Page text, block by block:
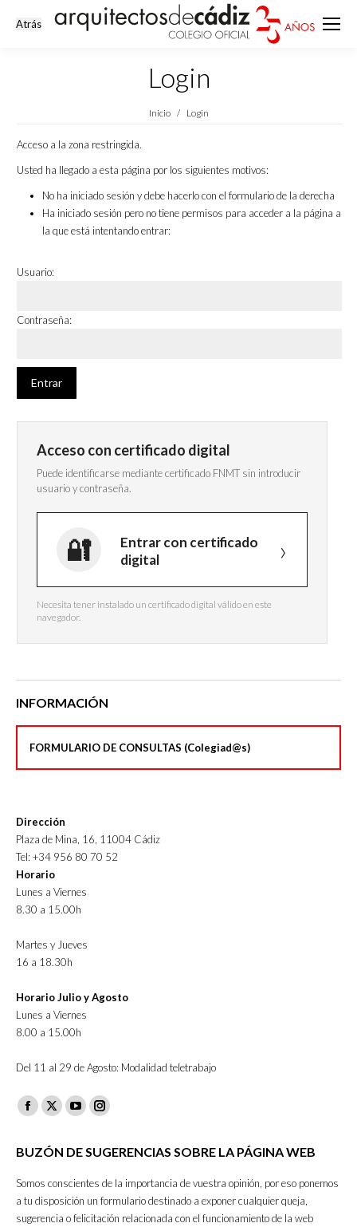
Login
Estás aquí:
Inicio Login
Acceso a la zona restringida.
Usted ha llegado a esta página por los siguientes motivos:
No ha iniciado sesión y debe hacerlo con el formulario de la derecha
Ha iniciado sesión pero no tiene permisos para acceder a la página a
la que está intentando entrar:
Usuario:
Contraseña:
Acceso con certificado digital
Puede identificarse mediante certificado FNMT sin introducir
usuario y contraseña.
Entrar con certificado
digital
Necesita tener instalado un certificado digital válido en este
navegador.
INFORMACIÓN
FORMULARIO DE CONSULTAS (Colegiad@s)
Dirección
Plaza de Mina, 16, 11004 Cádiz
Tel: +34 956 80 70 52
Horario
Lunes a Viernes
8.30 a 15.00h
Martes y Jueves
16 a 18.30h
Horario Julio y Agosto
Lunes a Viernes
8.00 a 15.00h
Del 11 al 29 de Agosto: Modalidad teletrabajo
Facebook
opens
new
window
X
opens
new
window
YouTube
opens
new
window
Instagram
opens
in
new
window
BUZÓN DE SUGERENCIAS SOBRE LA PÁGINA WEB
Somos conscientes de la importancia de vuestra opinión, por eso ponemos
a tu disposición un formulario destinado a exponer cualquier queja,
sugerencia o felicitación relacionada con el funcionamiento de la web